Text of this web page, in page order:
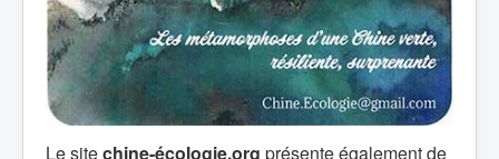
Le sitechine-écologie.org présente également de